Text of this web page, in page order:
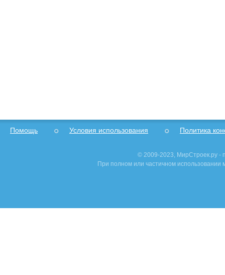
Помощь Условия использования Политика
© 2009-2023, МирСтроек.ру -
При полном или частичном использовании